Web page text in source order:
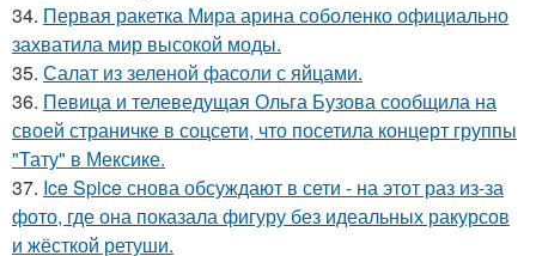
34. Первая ракетка Мира арина соболенко официально
захватила мир высокой моды.
35. Салат из зеленой фасоли с яйцами.
36. Певица и телеведущая Ольга Бузова сообщила на
своей страничке в соцсети, что посетила концерт группы
"Тату" в Мексике.
37. Ice Spice снова обсуждают в сети - на этот раз из-за
фото, где она показала фигуру без идеальных ракурсов
и жёсткой ретуши.